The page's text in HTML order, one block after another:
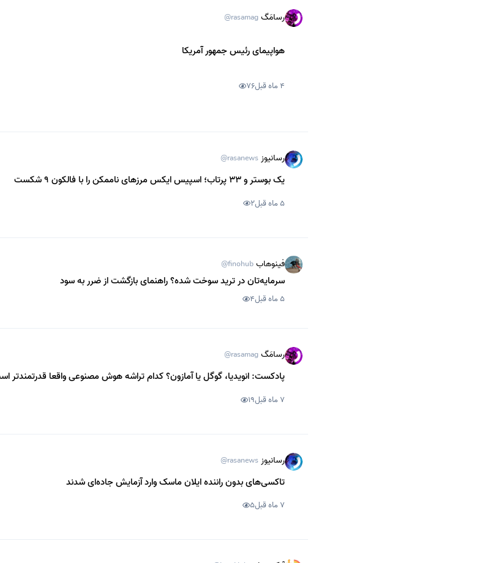
رسامَگ @rasamag
هواپیمای رئیس جمهور آمریکا
4 ماه قبل 76
رسانیوز @rasanews
یک بوستر و 33 پرتاب؛ اسپیس ایکس مرزهای ناممکن را با فالکون 9 شکست
5 ماه قبل 2
فینوهاب @finohub
سرمایه‌تان در ترید سوخت شده؟ راهنمای بازگشت از ضرر به سود
5 ماه قبل 4
رسامَگ @rasamag
پادکست: انویدیا، گوگل یا آمازون؟ کدام تراشه هوش مصنوعی واقعا قدرتمندتر
7 ماه قبل 19
رسانیوز @rasanews
تاکسی‌های بدون راننده ایلان ماسک وارد آزمایش جاده‌ای شدند
7 ماه قبل 5